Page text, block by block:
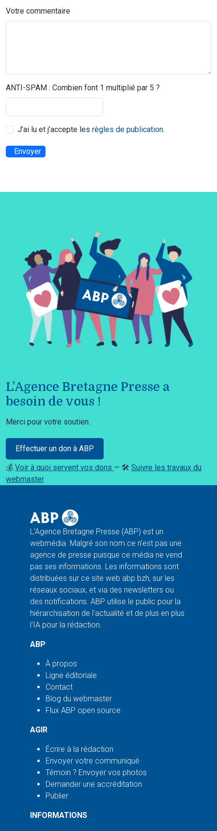
Votre commentaire
ANTI-SPAM : Combien font 1 multiplié par 5 ?
J’ai lu et j’accepte les règles de publication.
Envoyer
L'Agence Bretagne Presse a
besoin de vous !
Merci pour votre soutien.
Effectuer un don à ABP
💰 Voir à quoi servent vos dons — 🛠️ Suivre les travaux du
webmaster
L'Agence Bretagne Presse (ABP) est un
webmédia. Malgré son nom ce n'est pas une
agence de presse puisque ce média ne vend
pas ses informations. Les informations sont
distribuées sur ce site web abp.bzh, sur les
réseaux sociaux, et via des newsletters ou
des notifications. ABP utilise le public pour la
hiérarchisation de l'actualité et de plus en plus
l'IA pour la rédaction.
ABP
À propos
Ligne éditoriale
Contact
Blog du webmaster
Flux ABP open source
AGIR
Écrire à la rédaction
Envoyer votre communiqué
Témoin ? Envoyer vos photos
Demander une accréditation
Publier
INFORMATIONS